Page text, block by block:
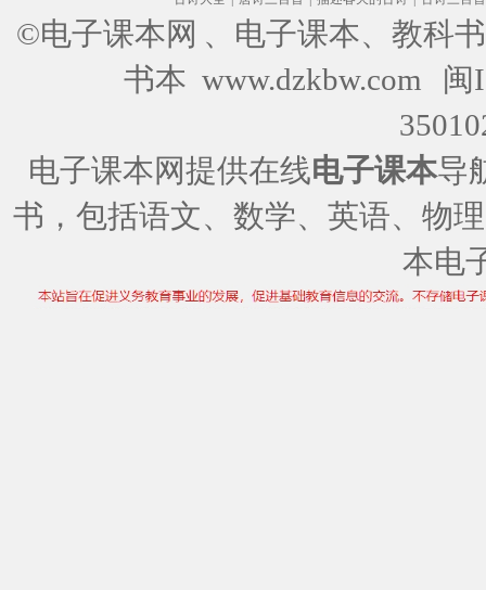
©电子课本网 、电子课本、教科
书本 www.dzkbw.com
闽
电子课本网提供在线电子课本导
书，包括语文、数学、英语、物
本电